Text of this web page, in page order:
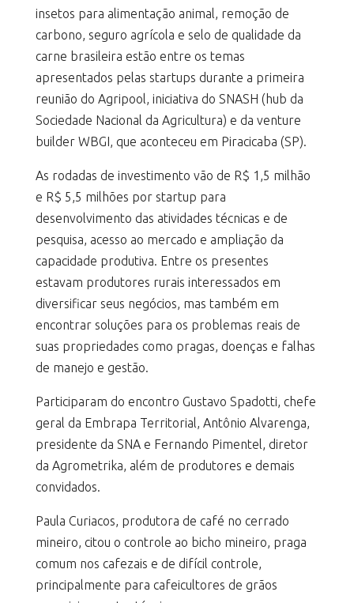
insetos para alimentação animal, remoção de
carbono, seguro agrícola e selo de qualidade da
carne brasileira estão entre os temas
apresentados pelas startups durante a primeira
reunião do Agripool, iniciativa do SNASH (hub da
Sociedade Nacional da Agricultura) e da venture
builder WBGI, que aconteceu em Piracicaba (SP).
As rodadas de investimento vão de R$ 1,5 milhão
e R$ 5,5 milhões por startup para
desenvolvimento das atividades técnicas e de
pesquisa, acesso ao mercado e ampliação da
capacidade produtiva. Entre os presentes
estavam produtores rurais interessados em
diversificar seus negócios, mas também em
encontrar soluções para os problemas reais de
suas propriedades como pragas, doenças e falhas
de manejo e gestão.
Participaram do encontro Gustavo Spadotti, chefe
geral da Embrapa Territorial, Antônio Alvarenga,
presidente da SNA e Fernando Pimentel, diretor
da Agrometrika, além de produtores e demais
convidados.
Paula Curiacos, produtora de café no cerrado
mineiro, citou o controle ao bicho mineiro, praga
comum nos cafezais e de difícil controle,
principalmente para cafeicultores de grãos